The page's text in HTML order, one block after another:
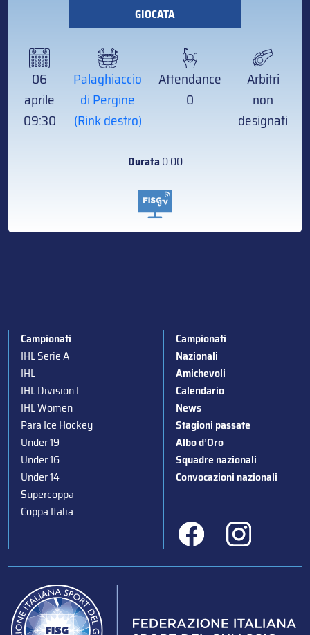
GIOCATA
06
aprile
09:30
Palaghiaccio
di Pergine
(Rink destro)
Attendance
0
Arbitri
non
designati
Durata0:00
Campionati
IHL Serie A
IHL
IHL Division I
IHL Women
Para Ice Hockey
Under 19
Under 16
Under 14
Supercoppa
Coppa Italia
Campionati
Nazionali
Amichevoli
Calendario
News
Stagioni passate
Albo d’Oro
Squadre nazionali
Convocazioni nazionali